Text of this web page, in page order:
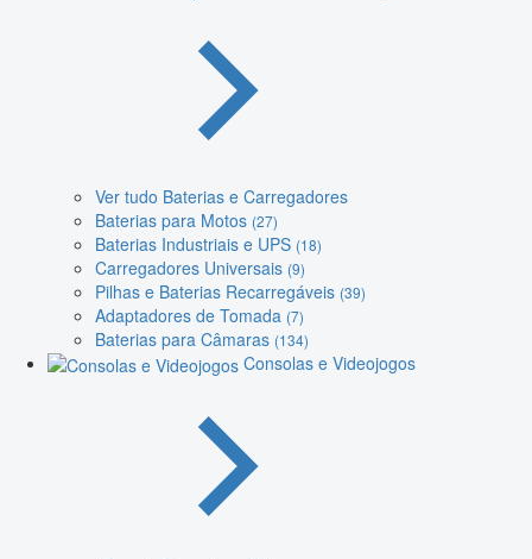
Ver tudo Baterias e Carregadores
Baterias para Motos (27)
Baterias Industriais e UPS (18)
Carregadores Universais (9)
Pilhas e Baterias Recarregáveis (39)
Adaptadores de Tomada (7)
Baterias para Câmaras (134)
Consolas e Videojogos